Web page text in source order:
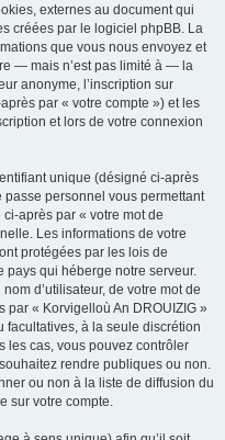
externes au document qui
créées par le logiciel phpBB. La
que vous nous envoyez et
— mais n’est pas limité à — la
anonyme, l’inscription sur
par « votre compte ») et les
et lors de votre connexion
unique (désigné ci-après
passe personnel vous permettant
après par « votre mot de
Les informations de votre
protégées par les lois de
qui héberge notre serveur.
d’utilisateur, de votre mot de
« Korvigelloù An DROUIZIG »
facultatives, à la seule discrétion
les cas, vous pouvez contrôler
rendre publiques ou non.
ou non à la liste de diffusion du
sur votre compte.